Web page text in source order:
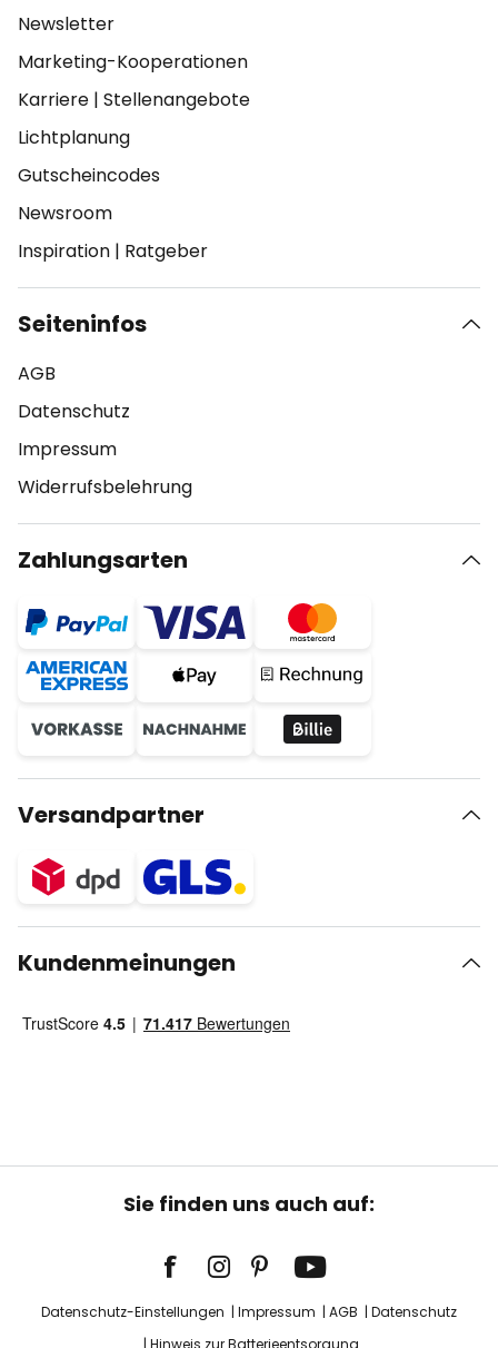
Newsletter
Marketing-Kooperationen
Karriere | Stellenangebote
Lichtplanung
Gutscheincodes
Newsroom
Inspiration | Ratgeber
Seiteninfos
AGB
Datenschutz
Impressum
Widerrufsbelehrung
Zahlungsarten
Versandpartner
Kundenmeinungen
Sie finden uns auch auf:
Datenschutz-Einstellungen Impressum AGB
Datenschutz
Hinweis zur Batterieentsorgung